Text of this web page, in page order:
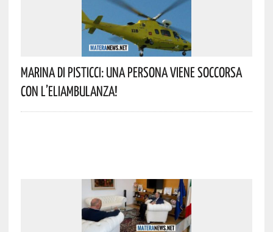
Marina Di Pisticci: Una Persona Viene Soccorsa
Con L’eliambulanza!